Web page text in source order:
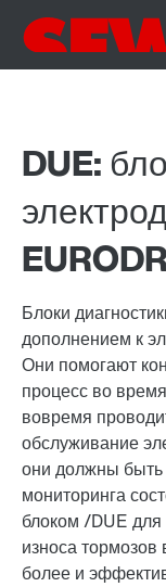
DUE:
Блоки
дополнением к
Они помогают
процесс во
вовремя
обслуживание
они должны
мониторинга
блоком /DUE
износа
более и